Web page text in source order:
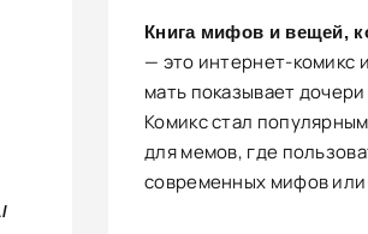
Книга мифов и вещей,
— это интернет-комикс
мать показывает
Комикс стал
для мемов, где
современных мифов